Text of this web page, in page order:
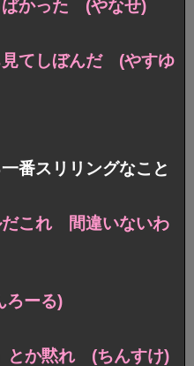
ぱかった (やなせ)
見てしぼんだ (やすゆ
番スリリングなこと
だこれ
間違いないわ
ーる)
とか黙れ (ちんすけ)